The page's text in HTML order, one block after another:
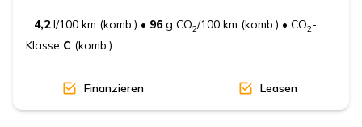
I. 4,2 l/100 km (komb.) • 96 g CO2/100 km (komb.) • CO2-
Klasse C (komb.)
Finanzieren Leasen